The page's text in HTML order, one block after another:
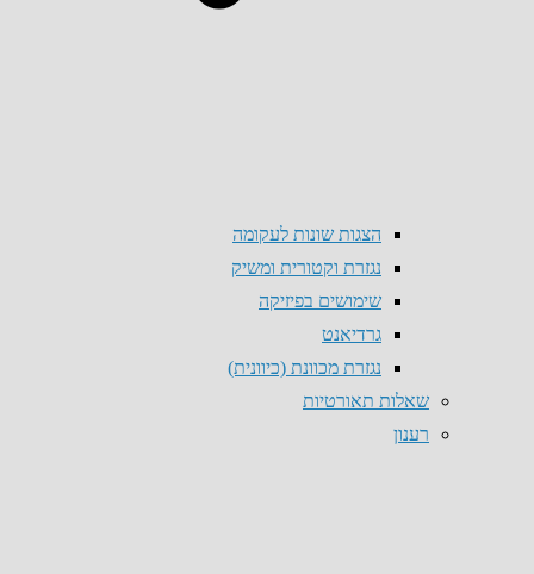
הצגות שונות לעקומה
נגזרת וקטורית ומשיק
שימושים בפיזיקה
גרדיאנט
נגזרת מכוונת (כיוונית)
שאלות תאורטיות
רענון